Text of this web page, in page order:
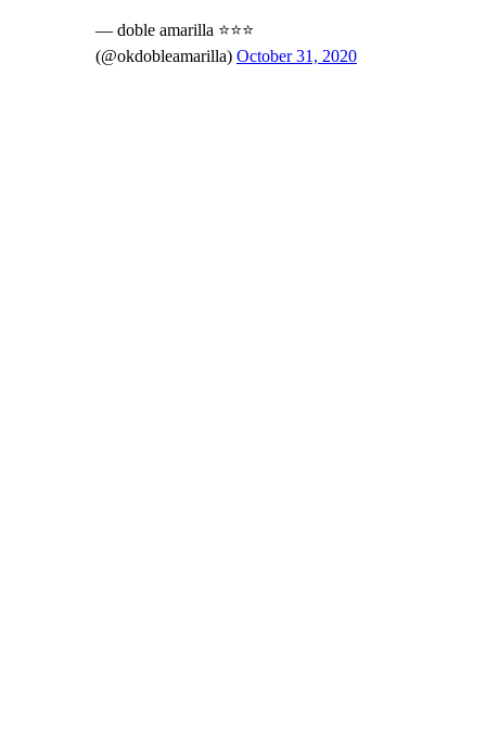
— doble amarilla ⭐️⭐️⭐️
(@okdobleamarilla) October 31, 2020